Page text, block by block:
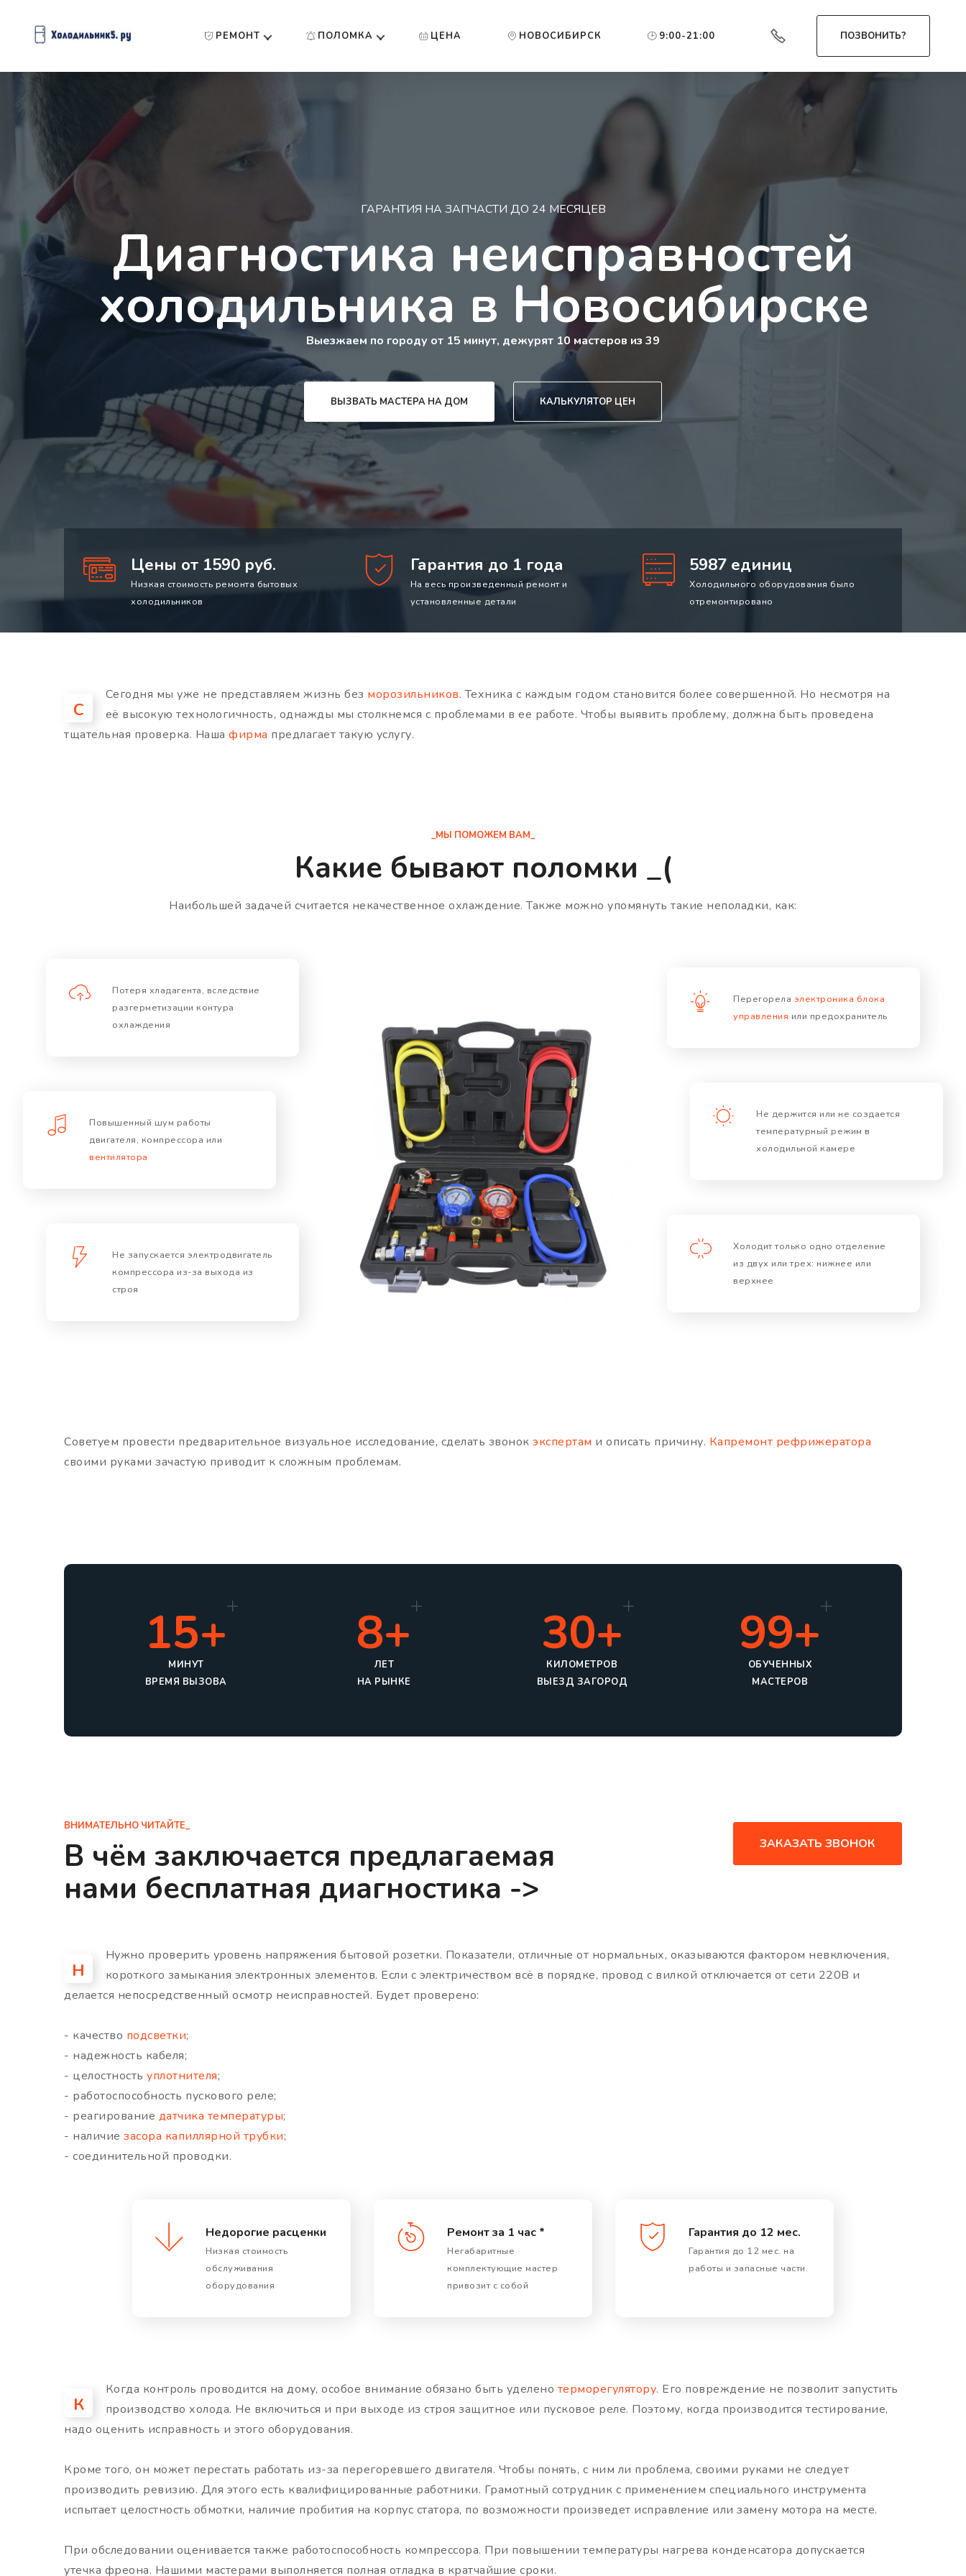
РЕМОНТ ПОЛОМКА ЦЕНА НОВОСИБИРСК 9:00-21:00 ПОЗВОНИТЬ?
ГАРАНТИЯ НА ЗАПЧАСТИ ДО 24 МЕСЯЦЕВ
Диагностика неисправностей
холодильника в Новосибирске
Выезжаем по городу от 15 минут, дежурят 10 мастеров из 39
ВЫЗВАТЬ МАСТЕРА НА ДОМ КАЛЬКУЛЯТОР ЦЕН
Цены от 1590 руб.
Низкая стоимость ремонта бытовых
холодильников
Гарантия до 1 года
На весь произведенный ремонт и
установленные детали
5987 единиц
Холодильного оборудования было
отремонтировано
С
Сегодня мы уже не представляем жизнь без морозильников. Техника с каждым годом становится более совершенной. Но несмотря на
её высокую технологичность, однажды мы столкнемся с проблемами в ее работе. Чтобы выявить проблему, должна быть проведена
тщательная проверка. Наша фирма предлагает такую услугу.
_МЫ ПОМОЖЕМ ВАМ_
Какие бывают поломки _(
Наибольшей задачей считается некачественное охлаждение. Также можно упомянуть такие неполадки, как:
Потеря хладагента, вследствие
разгерметизации контура
охлаждения
Повышенный шум работы
двигателя, компрессора или
вентилятора
Не запускается электродвигатель
компрессора из-за выхода из
строя
Перегорела электроника блока
управления или предохранитель
Не держится или не создается
температурный режим в
холодильной камере
Холодит только одно отделение
из двух или трех: нижнее или
верхнее
Советуем провести предварительное визуальное исследование, сделать звонок экспертам и описать причину. Капремонт рефрижератора
своими руками зачастую приводит к сложным проблемам.
15+
МИНУТ
ВРЕМЯ ВЫЗОВА
8+
ЛЕТ
НА РЫНКЕ
30+
КИЛОМЕТРОВ
ВЫЕЗД ЗАГОРОД
99+
ОБУЧЕННЫХ
МАСТЕРОВ
ВНИМАТЕЛЬНО ЧИТАЙТЕ_
В чём заключается предлагаемая
нами бесплатная диагностика ->
ЗАКАЗАТЬ ЗВОНОК
Н
Нужно проверить уровень напряжения бытовой розетки. Показатели, отличные от нормальных, оказываются фактором невключения,
короткого замыкания электронных элементов. Если с электричеством всё в порядке, провод с вилкой отключается от сети 220В и
делается непосредственный осмотр неисправностей. Будет проверено:
- качество подсветки;
- надежность кабеля;
- целостность уплотнителя;
- работоспособность пускового реле;
- реагирование датчика температуры;
- наличие засора капиллярной трубки;
- соединительной проводки.
Недорогие расценки
Низкая стоимость
обслуживания
оборудования
Ремонт за 1 час *
Негабаритные
комплектующие мастер
привозит с собой
Гарантия до 12 мес.
Гарантия до 12 мес. на
работы и запасные части.
К
Когда контроль проводится на дому, особое внимание обязано быть уделено терморегулятору. Его повреждение не позволит запустить
производство холода. Не включиться и при выходе из строя защитное или пусковое реле. Поэтому, когда производится тестирование,
надо оценить исправность и этого оборудования.
Кроме того, он может перестать работать из-за перегоревшего двигателя. Чтобы понять, с ним ли проблема, своими руками не следует
производить ревизию. Для этого есть квалифицированные работники. Грамотный сотрудник с применением специального инструмента
испытает целостность обмотки, наличие пробития на корпус статора, по возможности произведет исправление или замену мотора на месте.
При обследовании оценивается также работоспособность компрессора. При повышении температуры нагрева конденсатора допускается
утечка фреона. Нашими мастерами выполняется полная отладка в кратчайшие сроки.